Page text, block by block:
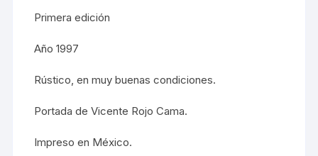
Primera edición
Año 1997
Rústico, en muy buenas condiciones.
Portada de Vicente Rojo Cama.
Impreso en México.